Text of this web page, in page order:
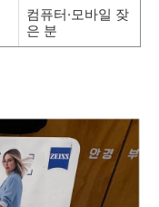
컴퓨터·모바일 잦
은 분